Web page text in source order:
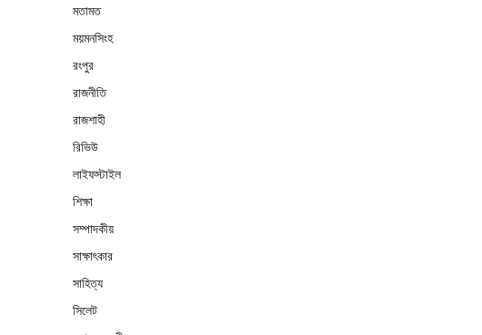
মতামত
ময়মনসিংহ
রংপুর
রাজনীতি
রাজশাহী
রিভিউ
লাইফস্টাইল
শিক্ষা
সম্পাদকীয়
সাক্ষাৎকার
সাহিত্য
সিলেট